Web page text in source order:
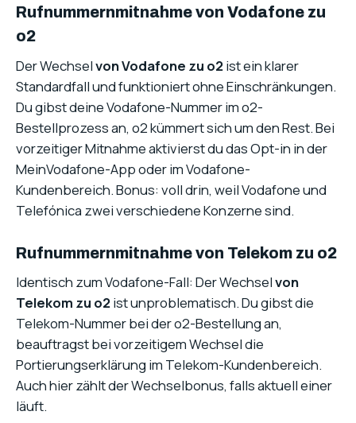
Rufnummernmitnahme von Vodafone zu
o2
Der Wechselvon Vodafone zu o2ist ein klarer
Standardfall und funktioniert ohne Einschränkungen.
Du gibst deine Vodafone-Nummer im o2-
Bestellprozess an, o2 kümmert sich um den Rest. Bei
vorzeitiger Mitnahme aktivierst du das Opt-in in der
MeinVodafone-App oder im Vodafone-
Kundenbereich. Bonus: voll drin, weil Vodafone und
Telefónica zwei verschiedene Konzerne sind.
Rufnummernmitnahme von Telekom zu o2
Identisch zum Vodafone-Fall: Der Wechselvon
Telekom zu o2ist unproblematisch. Du gibst die
Telekom-Nummer bei der o2-Bestellung an,
beauftragst bei vorzeitigem Wechsel die
Portierungserklärung im Telekom-Kundenbereich.
Auch hier zählt der Wechselbonus, falls aktuell einer
läuft.